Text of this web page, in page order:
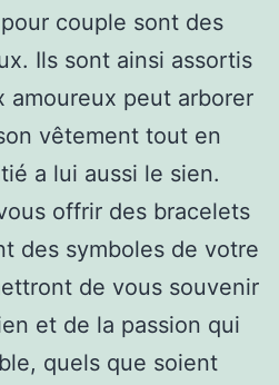
couple sont des
Ils sont ainsi assortis
amoureux peut arborer
vêtement tout en
a lui aussi le sien.
offrir des bracelets
des symboles de votre
de vous souvenir
et de la passion qui
quels que soient